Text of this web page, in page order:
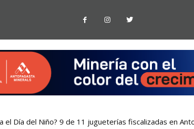
el Día del Niño? 9 de 11 jugueterías fiscalizadas en